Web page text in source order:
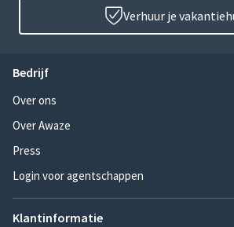
Verhuur je
Bedrijf
Over ons
Over Awaze
Press
Login voor agentschappen
Klantinformatie